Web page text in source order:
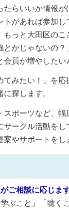
らいいか情報が
があれば参加し
っと大田区のこ
かじゃないの？
員が増やしたい
みたい！」を
探します。
ポーツなど、
ークル活動を
案やサポートを
ご相談に応じま
ぶこと」「聴く